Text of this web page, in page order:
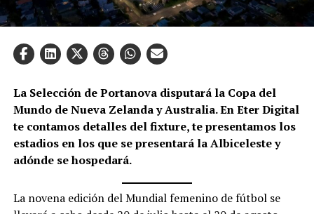
La Selección de Portanova disputará la Copa del
Mundo de Nueva Zelanda y Australia. En Eter Digital
te contamos detalles del fixture, te presentamos los
estadios en los que se presentará la Albiceleste y
adónde se hospedará.
La novena edición del Mundial femenino de fútbol se